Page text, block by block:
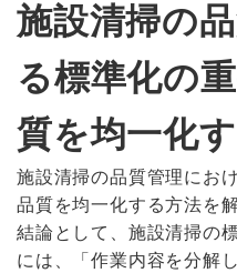
施設清掃の
る標準化の
質を均一化
施設清掃の品質管理にお
品質を均一化する方法を
結論として、施設清掃の
には、「作業内容を分解